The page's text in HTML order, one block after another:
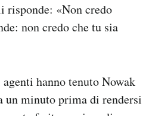
risponde: «Non credo
non credo che tu sia
hanno tenuto Nowak
un minuto prima di rendersi